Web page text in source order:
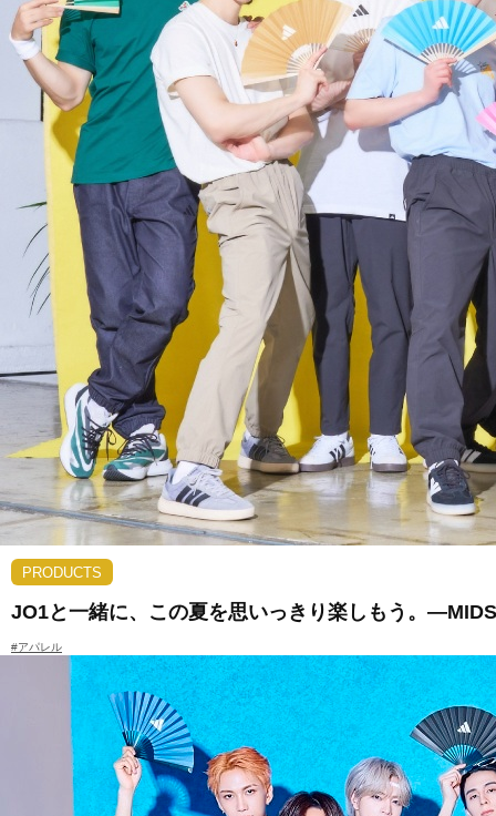
PRODUCTS
JO1と一緒に、この夏を思いっきり楽しもう。
#アパレル